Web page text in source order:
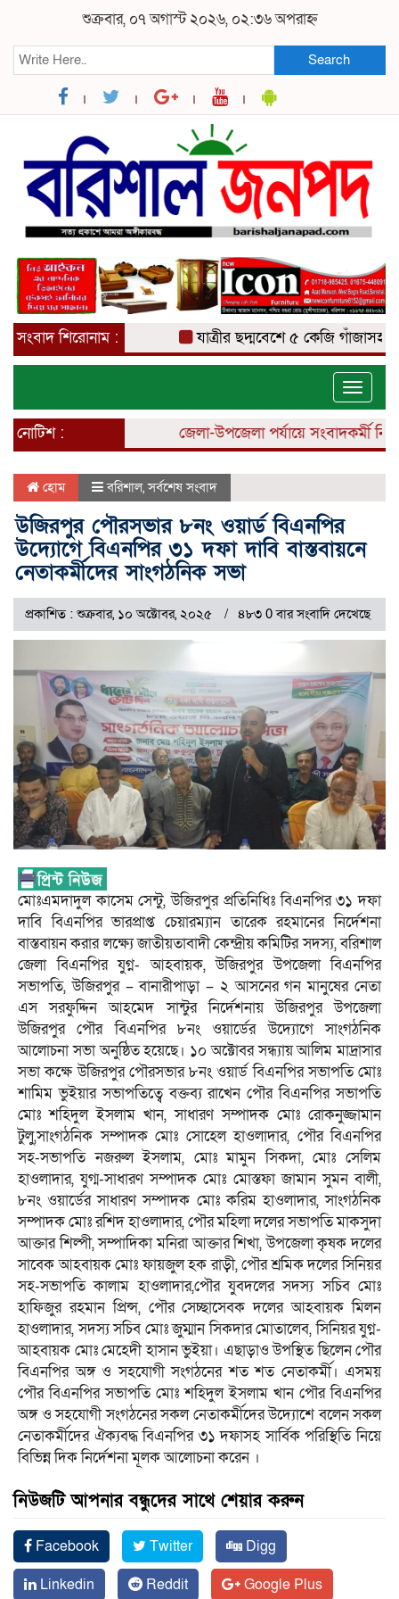
শুক্রবার, ০৭ অগাস্ট ২০২৬, ০২:৩৬ অপরাহ্ন
Search
সংবাদ শিরোনাম : যাত্রীর ছদ্মবেশে ৫ কেজি গাঁজাসহ
Toggle
নোটিশ :
জেলা-উপজেলা পর্যায়ে সংবাদকর্মী নিয়োগ
হোম বরিশাল,সর্বশেষ সংবাদ
উজিরপুর পৌরসভার ৮নং ওয়ার্ড বিএনপির
উদ্যোগে বিএনপির ৩১ দফা দাবি বাস্তবায়নে
নেতাকর্মীদের সাংগঠনিক সভা
প্রকাশিত : শুক্রবার, ১০ অক্টোবর, ২০২৫ ৪৮৩ 0 বার সংবাদি দেখেছে
মোঃএমদাদুল কাসেম সেন্টু, উজিরপুর প্রতিনিধিঃ বিএনপির ৩১ দফা
দাবি বিএনপির ভারপ্রাপ্ত চেয়ারম্যান তারেক রহমানের নির্দেশনা
বাস্তবায়ন করার লক্ষ্যে জাতীয়তাবাদী কেন্দ্রীয় কমিটির সদস্য, বরিশাল
জেলা বিএনপির যুগ্ন- আহবায়ক, উজিরপুর উপজেলা বিএনপির
সভাপতি, উজিরপুর – বানারীপাড়া – ২ আসনের গন মানুষের নেতা
এস সরফুদ্দিন আহমেদ সান্টুর নির্দেশনায় উজিরপুর উপজেলা
উজিরপুর পৌর বিএনপির ৮নং ওয়ার্ডের উদ্যোগে সাংগঠনিক
আলোচনা সভা অনুষ্ঠিত হয়েছে। ১০ অক্টোবর সন্ধ্যায় আলিম মাদ্রাসার
সভা কক্ষে উজিরপুর পৌরসভার ৮নং ওয়ার্ড বিএনপির সভাপতি মোঃ
শামিম ভুইয়ার সভাপতিত্বে বক্তব্য রাখেন পৌর বিএনপির সভাপতি
মোঃ শহিদুল ইসলাম খান, সাধারণ সম্পাদক মোঃ রোকনুজ্জামান
টুলু,সাংগঠনিক সম্পাদক মোঃ সোহেল হাওলাদার, পৌর বিএনপির
সহ-সভাপতি নজরুল ইসলাম, মোঃ মামুন সিকদা, মোঃ সেলিম
হাওলাদার, যুগ্ম-সাধারণ সম্পাদক মোঃ মোস্তফা জামান সুমন বালী,
৮নং ওয়ার্ডের সাধারণ সম্পাদক মোঃ করিম হাওলাদার, সাংগঠনিক
সম্পাদক মোঃ রশিদ হাওলাদার, পৌর মহিলা দলের সভাপতি মাকসুদা
আক্তার শিল্পী, সম্পাদিকা মনিরা আক্তার শিখা, উপজেলা কৃষক দলের
সাবেক আহবায়ক মোঃ ফায়জুল হক রাড়ী, পৌর শ্রমিক দলের সিনিয়র
সহ-সভাপতি কালাম হাওলাদার,পৌর যুবদলের সদস্য সচিব মোঃ
হাফিজুর রহমান প্রিন্স, পৌর সেচ্ছাসেবক দলের আহবায়ক মিলন
হাওলাদার, সদস্য সচিব মোঃ জুম্মান সিকদার মোতালেব, সিনিয়র যুগ্ন-
আহবায়ক মোঃ মেহেদী হাসান ভুইয়া। এছাড়াও উপস্থিত ছিলেন পৌর
বিএনপির অঙ্গ ও সহযোগী সংগঠনের শত শত নেতাকর্মী। এসময়
পৌর বিএনপির সভাপতি মোঃ শহিদুল ইসলাম খান পৌর বিএনপির
অঙ্গ ও সহযোগী সংগঠনের সকল নেতাকর্মীদের উদ্যোশে বলেন সকল
নেতাকর্মীদের ঐক্যবদ্ধ বিএনপির ৩১ দফাসহ সার্বিক পরিস্থিতি নিয়ে
বিভিন্ন দিক নির্দেশনা মূলক আলোচনা করেন ।
নিউজটি আপনার বন্ধুদের সাথে শেয়ার করুন
Facebook Twitter
Digg
Linkedin
Reddit Google Plus